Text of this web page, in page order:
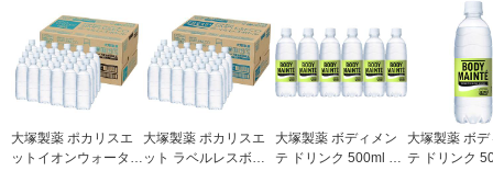
大塚製薬 ポカリスエ
ットイオンウォーター
大塚製薬 ポカリスエ
ット ラベルレスボト
大塚製薬 ボディメン
テ ドリンク 500ml 1
大塚製薬 ボ
テ ドリンク